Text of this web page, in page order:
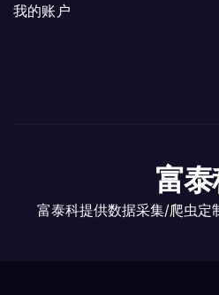
我的账户
富
富泰科提供数据采集/爬虫定